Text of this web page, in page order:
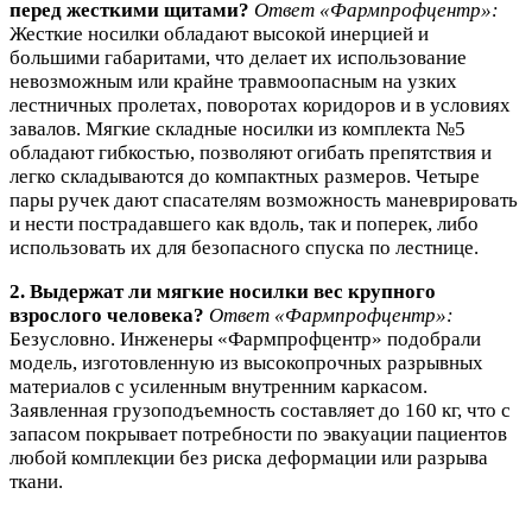
перед жесткими щитами? Ответ «Фармпрофцентр»:
Жесткие носилки обладают высокой инерцией и
большими габаритами, что делает их использование
невозможным или крайне травмоопасным на узких
лестничных пролетах, поворотах коридоров и в условиях
завалов. Мягкие складные носилки из комплекта №5
обладают гибкостью, позволяют огибать препятствия и
легко складываются до компактных размеров. Четыре
пары ручек дают спасателям возможность маневрировать
и нести пострадавшего как вдоль, так и поперек, либо
использовать их для безопасного спуска по лестнице.
2. Выдержат ли мягкие носилки вес крупного
взрослого человека? Ответ «Фармпрофцентр»:
Безусловно. Инженеры «Фармпрофцентр» подобрали
модель, изготовленную из высокопрочных разрывных
материалов с усиленным внутренним каркасом.
Заявленная грузоподъемность составляет до 160 кг, что с
запасом покрывает потребности по эвакуации пациентов
любой комплекции без риска деформации или разрыва
ткани.